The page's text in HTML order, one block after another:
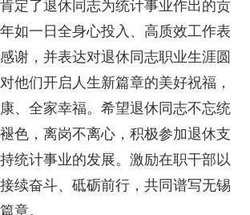
了退休同志为统计事业作出的贡
如一日全身心投入、高质效工作表
谢，并表达对退休同志职业生涯圆
他们开启人生新篇章的美好祝福，
、全家幸福。希望退休同志不忘统
色，离岗不离心，积极参加退休支
统计事业的发展。激励在职干部以
续奋斗、砥砺前行，共同谱写无锡
章。